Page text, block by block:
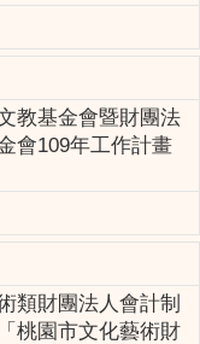
教基金會暨財團法
會109年工作計畫
類財團法人會計制
桃園市文化藝術財